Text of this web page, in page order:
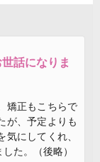
話になりま
矯正もこちらで
が、予定よりも
にしてくれ、
た。（後略）